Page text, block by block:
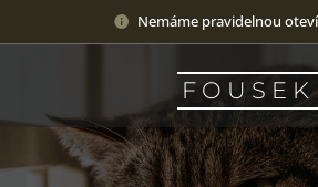
Nemáme pravidelnou
F O U S E K